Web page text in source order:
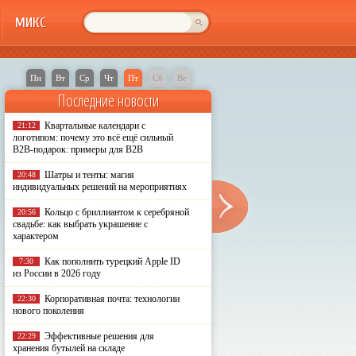
МИКС
Пн Вт Ср Чт Пт Сб Вс
Последние новости
21:12
Квартальные календари с
логотипом: почему это всё ещё сильный
B2B-подарок: примеры для B2B
20:48
Шатры и тенты: магия
индивидуальных решений на мероприятиях
20:56
Кольцо с бриллиантом к серебряной
свадьбе: как выбрать украшение с
характером
7:30
Как пополнить турецкий Apple ID
из России в 2026 году
22:30
Корпоративная почта: технологии
нового поколения
22:29
Эффективные решения для
хранения бутылей на складе